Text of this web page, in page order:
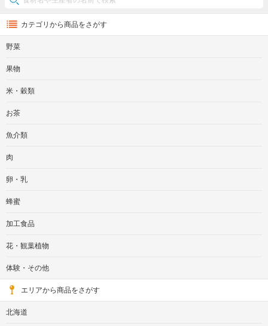
カテゴリから商品をさがす
野菜
果物
米・穀類
お茶
魚介類
肉
卵・乳
蜂蜜
加工食品
花・観葉植物
体験・その他
エリアから商品をさがす
北海道